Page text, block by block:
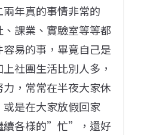
年真的事情非常的
課業、實驗室等等都
易的事，畢竟自己是
社團生活比別人多，
，常常在半夜大家休
是在大家放假回家
續各樣的”忙”，還好